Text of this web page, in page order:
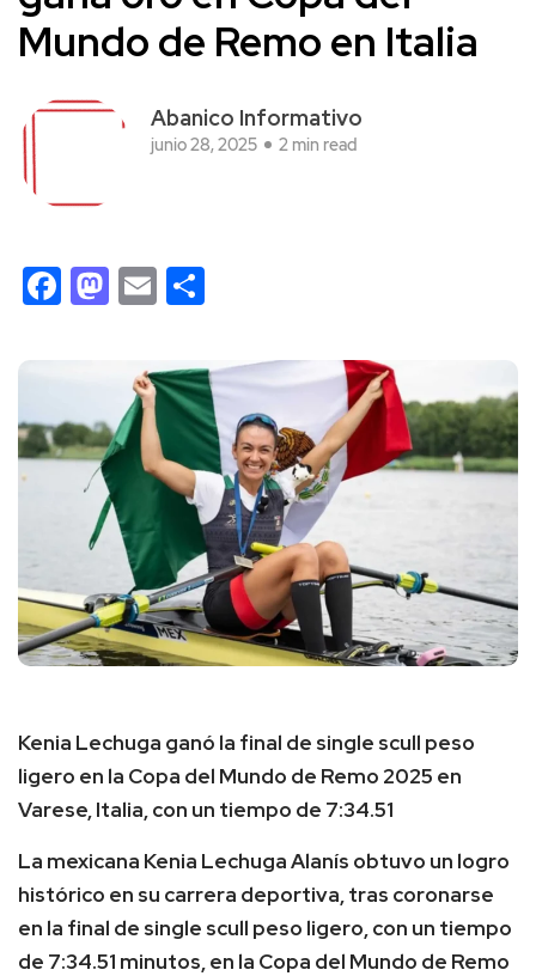
Mundo de Remo en Italia
Abanico Informativo
junio 28, 2025 2 min read
Facebook
Mastodon
Email
Kenia Lechuga ganó la final de single scull peso
ligero en la Copa del Mundo de Remo 2025 en
Varese, Italia, con un tiempo de 7:34.51
La mexicana Kenia Lechuga Alanís obtuvo un logro
histórico en su carrera deportiva, tras coronarse
en la final de single scull peso ligero, con un tiempo
de 7:34.51 minutos, en la Copa del Mundo de Remo